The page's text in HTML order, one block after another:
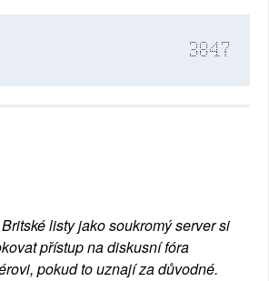
3847
listy jako soukromý server si
přístup na diskusní fóra
pokud to uznají za důvodné.